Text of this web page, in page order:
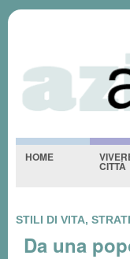
HOME
CITTÀ
STILI DI VITA,
Da una